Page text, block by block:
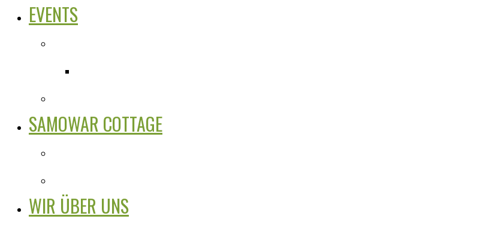
EVENTS
SAMOWAR COTTAGE
WIR ÜBER UNS